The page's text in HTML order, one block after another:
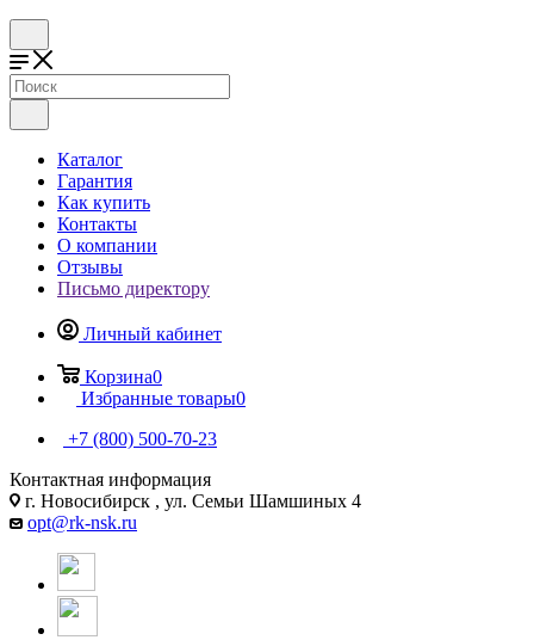
Каталог
Гарантия
Как купить
Контакты
О компании
Отзывы
Письмо директору
Личный кабинет
Корзина0
Избранные товары0
+7 (800) 500-70-23
Контактная информация
г. Новосибирск , ул. Семьи Шамшиных 4
opt@rk-nsk.ru